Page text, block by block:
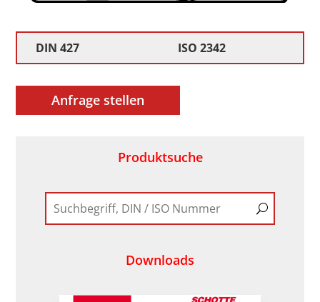
DIN 427 ISO 2342
Anfrage stellen
Produktsuche
Downloads